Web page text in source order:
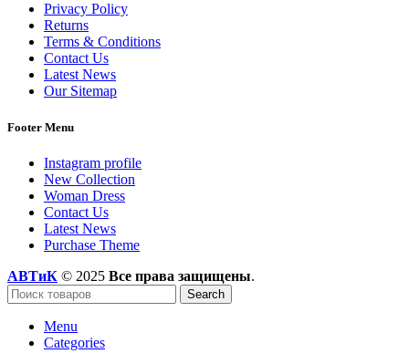
Privacy Policy
Returns
Terms & Conditions
Contact Us
Latest News
Our Sitemap
Footer Menu
Instagram profile
New Collection
Woman Dress
Contact Us
Latest News
Purchase Theme
АВТиК © 2025 Все права защищены.
Search
Menu
Categories